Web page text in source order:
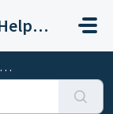
Pitane Mobility Help- en Servicedesk